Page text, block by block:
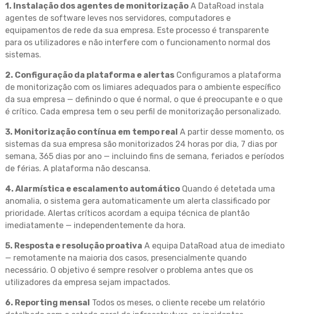
1. Instalação dos agentes de monitorização A DataRoad instala
agentes de software leves nos servidores, computadores e
equipamentos de rede da sua empresa. Este processo é transparente
para os utilizadores e não interfere com o funcionamento normal dos
sistemas.
2. Configuração da plataforma e alertas Configuramos a plataforma
de monitorização com os limiares adequados para o ambiente específico
da sua empresa — definindo o que é normal, o que é preocupante e o que
é crítico. Cada empresa tem o seu perfil de monitorização personalizado.
3. Monitorização contínua em tempo real A partir desse momento, os
sistemas da sua empresa são monitorizados 24 horas por dia, 7 dias por
semana, 365 dias por ano — incluindo fins de semana, feriados e períodos
de férias. A plataforma não descansa.
4. Alarmística e escalamento automático Quando é detetada uma
anomalia, o sistema gera automaticamente um alerta classificado por
prioridade. Alertas críticos acordam a equipa técnica de plantão
imediatamente — independentemente da hora.
5. Resposta e resolução proativa A equipa DataRoad atua de imediato
— remotamente na maioria dos casos, presencialmente quando
necessário. O objetivo é sempre resolver o problema antes que os
utilizadores da empresa sejam impactados.
6. Reporting mensal Todos os meses, o cliente recebe um relatório